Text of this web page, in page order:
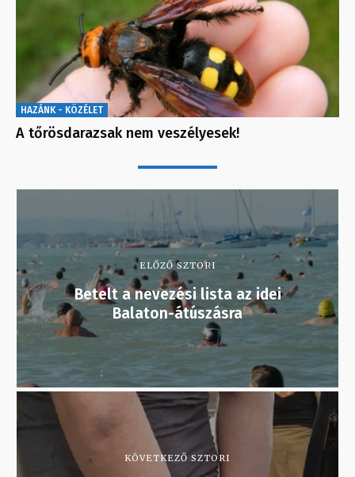
HAZÁNK - KÖZÉLET
A tőrösdarazsak nem veszélyesek!
ELŐZŐ SZTORI
Betelt a nevezési lista az idei
Balaton-átúszásra
KÖVETKEZŐ SZTORI